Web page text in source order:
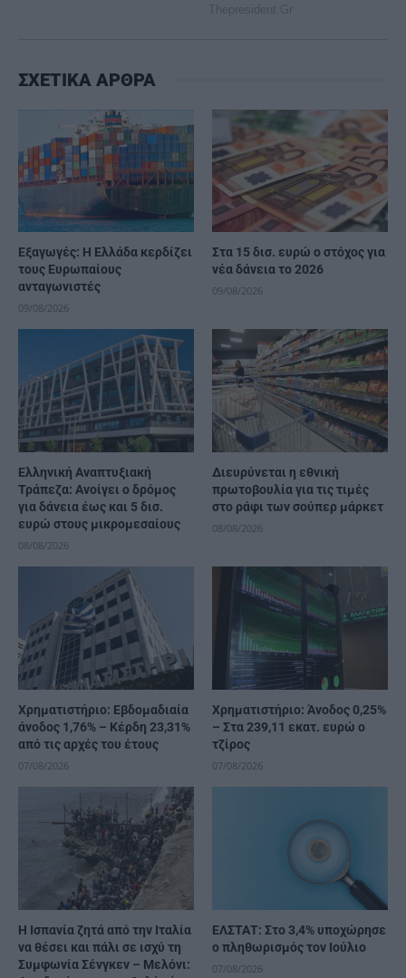
ΣΧΕΤΙΚΑ ΑΡΘΡΑ
Εξαγωγές: Η Ελλάδα κερδίζει
τους Ευρωπαίους
ανταγωνιστές
09/08/2026
Στα 15 δισ. ευρώ ο στόχος για
νέα δάνεια το 2026
09/08/2026
Ελληνική Αναπτυξιακή
Τράπεζα: Ανοίγει ο δρόμος
για δάνεια έως και 5 δισ.
ευρώ στους μικρομεσαίους
08/08/2026
Διευρύνεται η εθνική
πρωτοβουλία για τις τιμές
στο ράφι των σούπερ μάρκετ
08/08/2026
Χρηματιστήριο: Εβδομαδιαία
άνοδος 1,76% – Κέρδη 23,31%
από τις αρχές του έτους
07/08/2026
Χρηματιστήριο: Άνοδος 0,25%
– Στα 239,11 εκατ. ευρώ ο
τζίρος
07/08/2026
H Ισπανία ζητά από την Ιταλία
να θέσει και πάλι σε ισχύ τη
Συμφωνία Σένγκεν – Μελόνι:
ΕΛΣΤΑΤ: Στο 3,4% υποχώρησε
ο πληθωρισμός τον Ιούλιο
07/08/2026